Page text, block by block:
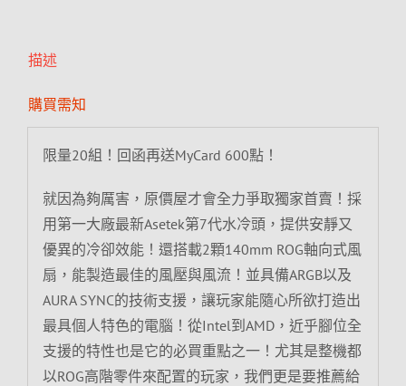
描述
購買需知
限量20組！回函再送MyCard 600點！
就因為夠厲害，原價屋才會全力爭取獨家首賣！採
用第一大廠最新Asetek第7代水冷頭，提供安靜又
優異的冷卻效能！還搭載2顆140mm ROG軸向式風
扇，能製造最佳的風壓與風流！並具備ARGB以及
AURA SYNC的技術支援，讓玩家能隨心所欲打造出
最具個人特色的電腦！從Intel到AMD，近乎腳位全
支援的特性也是它的必買重點之一！尤其是整機都
以ROG高階零件來配置的玩家，我們更是要推薦給